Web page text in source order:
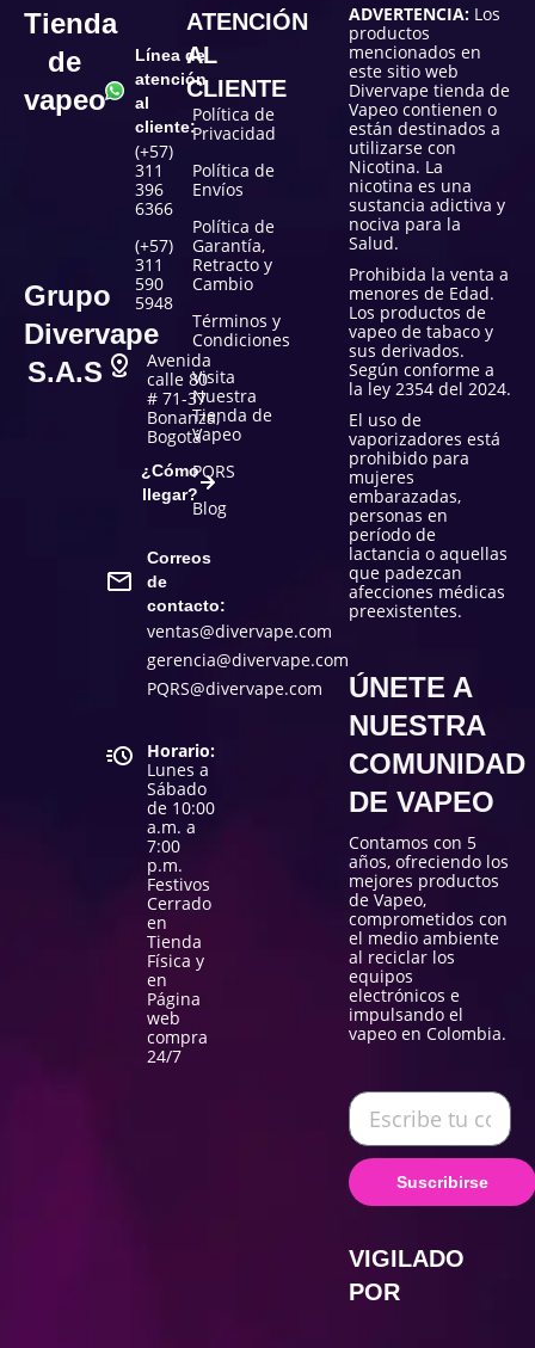
Tienda
de
vapeo
Grupo
Divervape
S.A.S
Línea de
atención
al
cliente:
(+57)
311
396
6366
(+57)
311
590
5948
Avenida
calle 80
# 71-37
Bonanza,
Bogotá
¿Cómo
llegar?
Correos
de
contacto:
ventas@divervape.com
gerencia@divervape.com
PQRS@divervape.com
Horario:
Lunes a
Sábado
de 10:00
a.m. a
7:00
p.m.
Festivos
Cerrado
en
Tienda
Física y
en
Página
web
compra
24/7
ATENCIÓN
AL
CLIENTE
Política de
Privacidad
Política de
Envíos
Política de
Garantía,
Retracto y
Cambio
Términos y
Condiciones
Visita
Nuestra
Tienda de
Vapeo
PQRS
Blog
ADVERTENCIA: Los
productos
mencionados en
este sitio web
Divervape tienda de
Vapeo contienen o
están destinados a
utilizarse con
Nicotina. La
nicotina es una
sustancia adictiva y
nociva para la
Salud.
Prohibida la venta a
menores de Edad.
Los productos de
vapeo de tabaco y
sus derivados.
Según conforme a
la ley 2354 del 2024.
El uso de
vaporizadores está
prohibido para
mujeres
embarazadas,
personas en
período de
lactancia o aquellas
que padezcan
afecciones médicas
preexistentes.
ÚNETE A
NUESTRA
COMUNIDAD
DE VAPEO
Contamos con 5
años, ofreciendo los
mejores productos
de Vapeo,
comprometidos con
el medio ambiente
al reciclar los
equipos
electrónicos e
impulsando el
vapeo en Colombia.
Suscribirse
VIGILADO
POR